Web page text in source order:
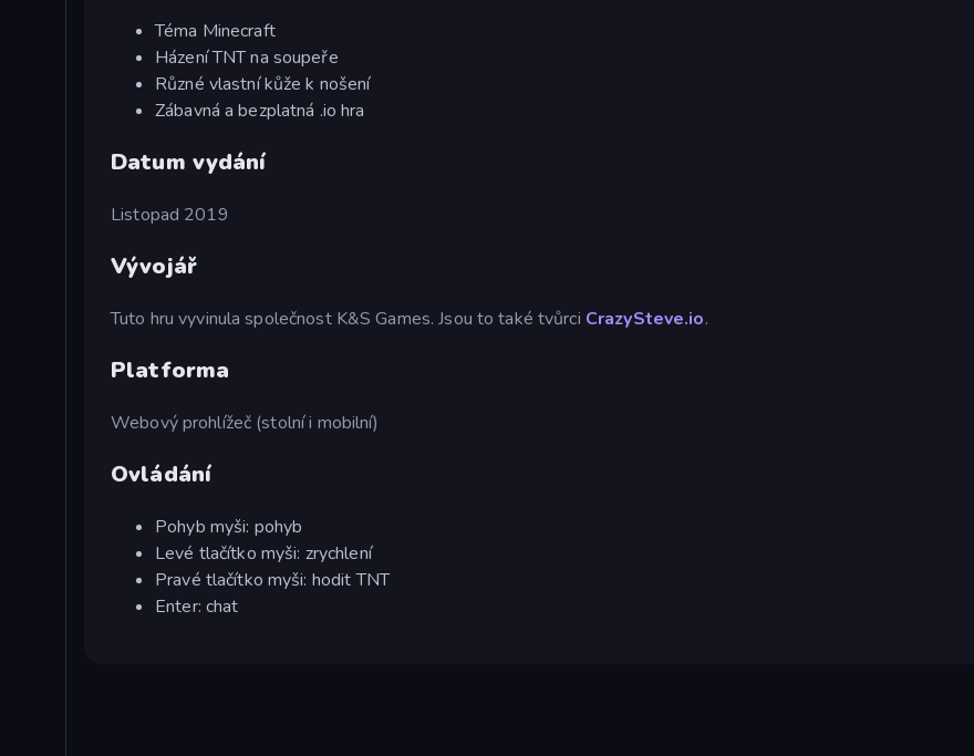
Téma Minecraft
Házení TNT na soupeře
Různé vlastní kůže k nošení
Zábavná a bezplatná .io hra
Datum vydání
Listopad 2019
Vývojář
Tuto hru vyvinula společnost K&S Games. Jsou to také tvůrci CrazySteve.io.
Platforma
Webový prohlížeč (stolní i mobilní)
Ovládání
Pohyb myši: pohyb
Levé tlačítko myši: zrychlení
Pravé tlačítko myši: hodit TNT
Enter: chat